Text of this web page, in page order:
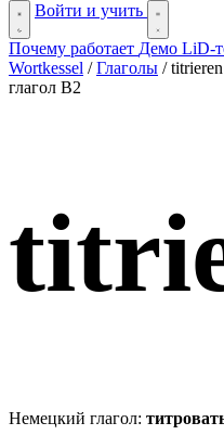
Войти и учить
Почему работает Демо LiD-
Wortkessel / Глаголы / titrieren
глагол B2
Немецкий глагол: